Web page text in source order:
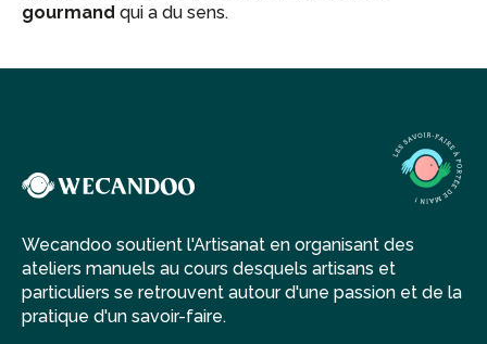
gourmand qui a du sens.
Wecandoo soutient l'Artisanat en organisant des
ateliers manuels au cours desquels artisans et
particuliers se retrouvent autour d'une passion et de la
pratique d'un savoir-faire.